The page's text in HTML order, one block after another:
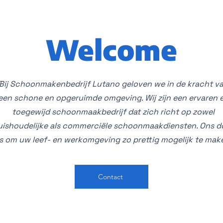
Welcome
Schoonmakenbedrijf Lutano geloven we in de kracht
schone en opgeruimde omgeving. Wij zijn een ervaren
toegewijd schoonmaakbedrijf dat zich richt op zowel
als commerciële schoonmaakdiensten. Ons
om uw leef- en werkomgeving zo prettig mogelijk te
Contact